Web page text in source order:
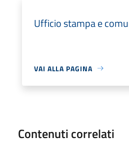
Ufficio stampa e
VAI ALLA PAGINA
Contenuti correlati